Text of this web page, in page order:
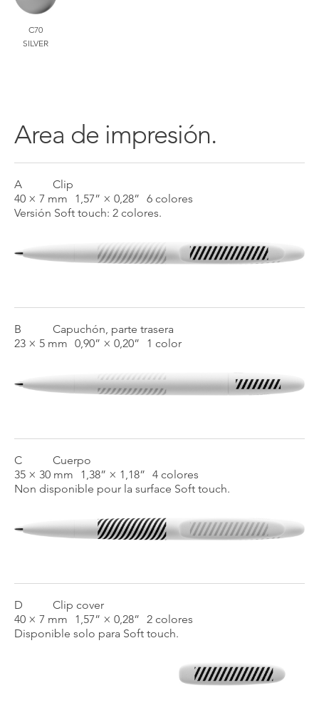
C70
SILVER
Area de impresión.
A
Clip
40 × 7 mm
1,57” × 0,28” 6 colores
Versión Soft touch: 2 colores.
B
Capuchón, parte trasera
23 × 5 mm 0,90” × 0,20” 1 color
C
Cuerpo
35 × 30 mm
1,38” × 1,18” 4 colores
Non disponible pour la surface Soft touch.
D
Clip cover
40 × 7 mm
1,57” × 0,28” 2 colores
Disponible solo para Soft touch.